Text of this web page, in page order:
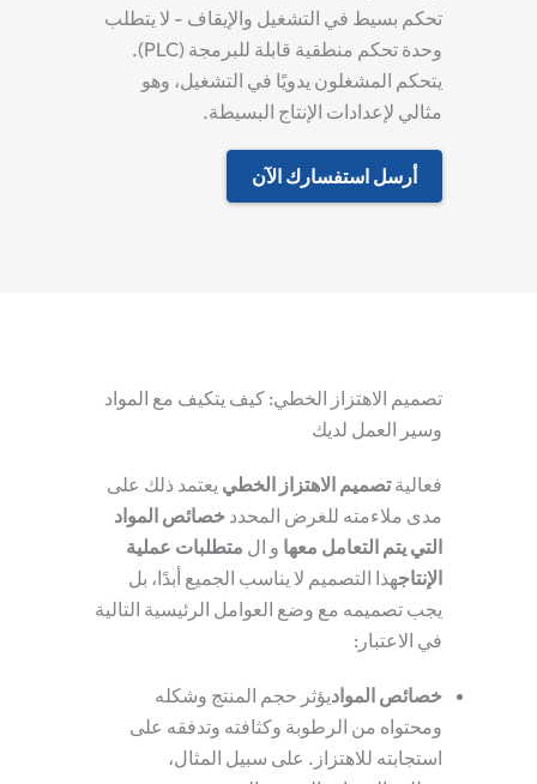
تحكم بسيط في التشغيل والإيقاف - لا يتطلب
وحدة تحكم منطقية قابلة للبرمجة (PLC).
يتحكم المشغلون يدويًا في التشغيل، وهو
مثالي لإعدادات الإنتاج البسيطة.
أرسل استفسارك الآن
تصميم الاهتزاز الخطي: كيف يتكيف مع المواد
وسير العمل لديك
فعاليةتصميم الاهتزاز الخطي يعتمد ذلك على
مدى ملاءمته للغرض المحدد خصائص المواد
التي يتم التعامل معها و ال متطلبات عملية
الإنتاجهذا التصميم لا يناسب الجميع أبدًا، بل
يجب تصميمه مع وضع العوامل الرئيسية التالية
في الاعتبار:
خصائص المواديؤثر حجم المنتج وشكله
ومحتواه من الرطوبة وكثافته وتدفقه على
استجابته للاهتزاز. على سبيل المثال،